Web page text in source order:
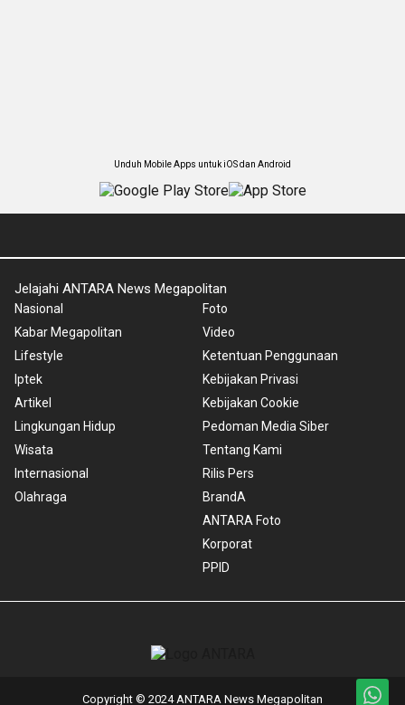
Unduh Mobile Apps untuk iOS dan Android
Jelajahi ANTARA News Megapolitan
Nasional
Kabar Megapolitan
Lifestyle
Iptek
Artikel
Lingkungan Hidup
Wisata
Internasional
Olahraga
Foto
Video
Ketentuan Penggunaan
Kebijakan Privasi
Kebijakan Cookie
Pedoman Media Siber
Tentang Kami
Rilis Pers
BrandA
ANTARA Foto
Korporat
PPID
Copyright © 2024 ANTARA News Megapolitan